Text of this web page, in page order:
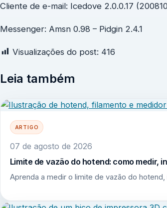
Cliente de e-mail: Icedove 2.0.0.17
Messenger: Amsn 0.98 – Pidgin 2.4.1
Visualizações do post: 416
Leia também
ARTIGO
07 de agosto de 2026
Limite de vazão do hotend: como medir,
Aprenda a medir o limite de vazão do